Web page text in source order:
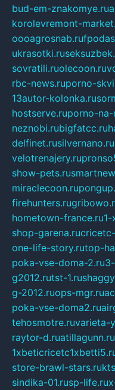
bud-em-znakomye.ru
korolevremont-
oooagrosnab.ru
ukrasotki.ru
sovratili.ruolecoon.ru
rbc-news.ruporno-
13autor-kolonka.ru
hostserve.ruporno-na-
neznobi.rubigfatcc.ru
delfinet.rusilvernano.ru
velotrenajery.ru
show-pets.ru
miraclecoon.ru
firehunters.ru
hometown-france.ru
shop-garena.ru
one-life-story.rutop-
poka-vse-doma-2.ru
g2012.rutst-1.ru
g-2012.ruops-mgr.ru
poka-vse-doma2.ru
tehosmotre.ruvarieta-
raytor-d.ruatillagunn.ru
store-brawl-stars.ru
sindika-01.rusp-life.ru